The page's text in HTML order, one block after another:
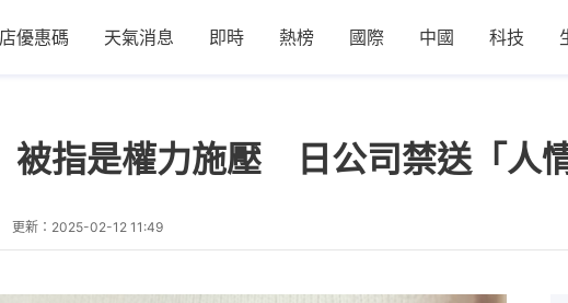
優惠碼 天氣消息 即時 熱榜 國際 中國 科技
被指是權力施壓 日公司禁送「人
更新： 2025-02-12 11:49